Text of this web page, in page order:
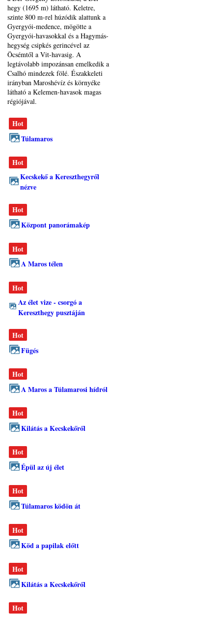
hegy (1695 m) látható. Keletre,
szinte 800 m-rel húzódik alattunk a
Gyergyói-medence, mögötte a
Gyergyói-havasokkal és a Hagymás-
hegység csipkés gerincével az
Öcsémtől a Vit-havasig. A
legtávolabb impozánsan emelkedik a
Csalhó mindezek fölé. Északkeleti
irányban Maroshévíz és környéke
látható a Kelemen-havasok magas
régiójával.
Hot
Túlamaros
Hot
Kecskekő a Kereszthegyről
nézve
Hot
Központ panorámakép
Hot
A Maros télen
Hot
Az élet vize - csorgó a
Kereszthegy pusztáján
Hot
Fügés
Hot
A Maros a Túlamarosi hídról
Hot
Kilátás a Kecskekőről
Hot
Épül az új élet
Hot
Túlamaros ködön át
Hot
Köd a papilak előtt
Hot
Kilátás a Kecskekőről
Hot